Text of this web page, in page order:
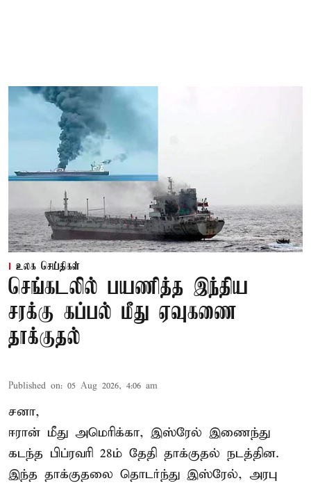
உலக செய்திகள்
செங்கடலில் பயணித்த இந்திய
சரக்கு கப்பல் மீது ஏவுகணை
தாக்குதல்
Published on: 05 Aug 2026, 4:06 am
சனா,
ஈரான் மீது அமெரிக்கா, இஸ்ரேல் இணைந்து
கடந்த பிப்ரவரி 28ம் தேதி தாக்குதல் நடத்தின.
இந்த தாக்குதலை தொடர்ந்து இஸ்ரேல், அரபு